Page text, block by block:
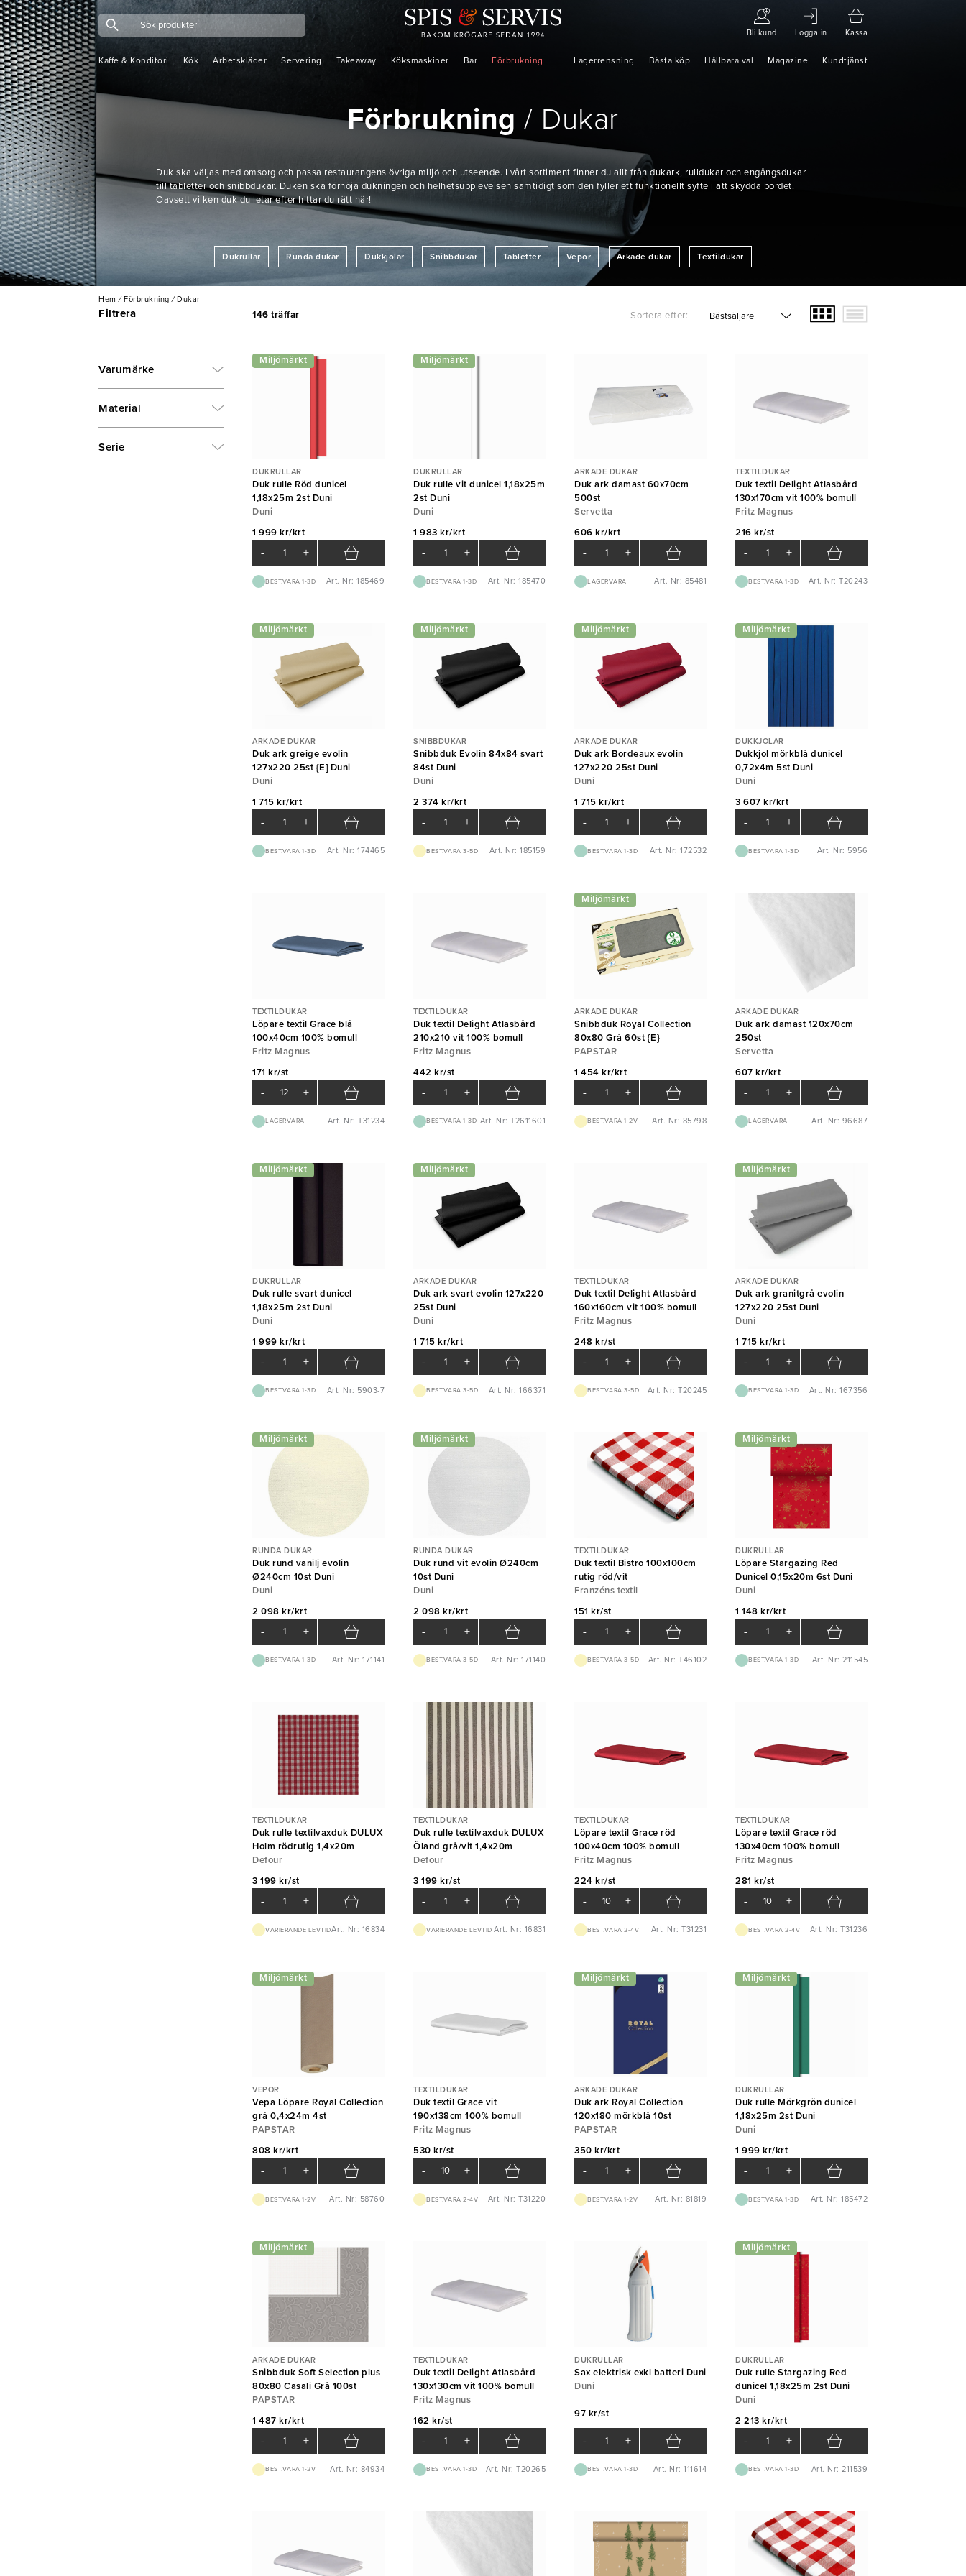
Bli kund Logga in Kassa
Kaffe & Konditori Kök Arbetskläder Servering Takeaway Köksmaskiner Bar Förbrukning Lagerrensning Bästa köp Hållbara val Magazine Kundtjänst
Förbrukning Dukar
Duk ska väljas med omsorg och passa restaurangens övriga miljö och utseende. I vårt sortiment finner du allt från dukark, rulldukar och engångsdukar
till tabletter och snibbdukar. Duken ska förhöja dukningen och helhetsupplevelsen samtidigt som den fyller ett funktionellt syfte i att skydda bordet.
Oavsett vilken duk du letar efter hittar du rätt här!
Dukrullar Runda dukar Dukkjolar Snibbdukar Tabletter Vepor Arkade dukar Textildukar
Hem / Förbrukning / Dukar
Filtrera
Varumärke
Material
Serie
146 träffar Sortera efter:
Miljömärkt
DUKRULLAR
Duk rulle Röd dunicel
1,18x25m 2st Duni
Duni
1 999 kr/krt
- +
BEST.VARA 1-3D Art. Nr: 185469
Miljömärkt
DUKRULLAR
Duk rulle vit dunicel 1,18x25m
2st Duni
Duni
1 983 kr/krt
- +
BEST.VARA 1-3D Art. Nr: 185470
ARKADE DUKAR
Duk ark damast 60x70cm
500st
Servetta
606 kr/krt
- +
LAGERVARA Art. Nr: 85481
TEXTILDUKAR
Duk textil Delight Atlasbård
130x170cm vit 100% bomull
Fritz Magnus
216 kr/st
- +
BEST.VARA 1-3D Art. Nr: T20243
Miljömärkt
ARKADE DUKAR
Duk ark greige evolin
127x220 25st {E] Duni
Duni
1 715 kr/krt
- +
BEST.VARA 1-3D Art. Nr: 174465
Miljömärkt
SNIBBDUKAR
Snibbduk Evolin 84x84 svart
84st Duni
Duni
2 374 kr/krt
- +
BEST.VARA 3-5D Art. Nr: 185159
Miljömärkt
ARKADE DUKAR
Duk ark Bordeaux evolin
127x220 25st Duni
Duni
1 715 kr/krt
- +
BEST.VARA 1-3D Art. Nr: 172532
Miljömärkt
DUKKJOLAR
Dukkjol mörkblå dunicel
0,72x4m 5st Duni
Duni
3 607 kr/krt
- +
BEST.VARA 1-3D Art. Nr: 5956
TEXTILDUKAR
Löpare textil Grace blå
100x40cm 100% bomull
Fritz Magnus
171 kr/st
- +
LAGERVARA Art. Nr: T31234
TEXTILDUKAR
Duk textil Delight Atlasbård
210x210 vit 100% bomull
Fritz Magnus
442 kr/st
- +
BEST.VARA 1-3D Art. Nr: T2611601
Miljömärkt
ARKADE DUKAR
Snibbduk Royal Collection
80x80 Grå 60st {E}
PAPSTAR
1 454 kr/krt
- +
BEST.VARA 1-2V Art. Nr: 85798
ARKADE DUKAR
Duk ark damast 120x70cm
250st
Servetta
607 kr/krt
- +
LAGERVARA Art. Nr: 96687
Miljömärkt
DUKRULLAR
Duk rulle svart dunicel
1,18x25m 2st Duni
Duni
1 999 kr/krt
- +
BEST.VARA 1-3D Art. Nr: 5903-7
Miljömärkt
ARKADE DUKAR
Duk ark svart evolin 127x220
25st Duni
Duni
1 715 kr/krt
- +
BEST.VARA 3-5D Art. Nr: 166371
TEXTILDUKAR
Duk textil Delight Atlasbård
160x160cm vit 100% bomull
Fritz Magnus
248 kr/st
- +
BEST.VARA 3-5D Art. Nr: T20245
Miljömärkt
ARKADE DUKAR
Duk ark granitgrå evolin
127x220 25st Duni
Duni
1 715 kr/krt
- +
BEST.VARA 1-3D Art. Nr: 167356
Miljömärkt
RUNDA DUKAR
Duk rund vanilj evolin
Ø240cm 10st Duni
Duni
2 098 kr/krt
- +
BEST.VARA 1-3D Art. Nr: 171141
Miljömärkt
RUNDA DUKAR
Duk rund vit evolin Ø240cm
10st Duni
Duni
2 098 kr/krt
- +
BEST.VARA 3-5D Art. Nr: 171140
TEXTILDUKAR
Duk textil Bistro 100x100cm
rutig röd/vit
Franzéns textil
151 kr/st
- +
BEST.VARA 3-5D Art. Nr: T46102
Miljömärkt
DUKRULLAR
Löpare Stargazing Red
Dunicel 0,15x20m 6st Duni
Duni
1 148 kr/krt
- +
BEST.VARA 1-3D Art. Nr: 211545
TEXTILDUKAR
Duk rulle textilvaxduk DULUX
Holm rödrutig 1,4x20m
Defour
3 199 kr/st
- +
VARIERANDE LEVTIDArt. Nr: 16834
TEXTILDUKAR
Duk rulle textilvaxduk DULUX
Öland grå/vit 1,4x20m
Defour
3 199 kr/st
- +
VARIERANDE LEVTID Art. Nr: 16831
TEXTILDUKAR
Löpare textil Grace röd
100x40cm 100% bomull
Fritz Magnus
224 kr/st
- +
BEST.VARA 2-4V Art. Nr: T31231
TEXTILDUKAR
Löpare textil Grace röd
130x40cm 100% bomull
Fritz Magnus
281 kr/st
- +
BEST.VARA 2-4V Art. Nr: T31236
Miljömärkt
VEPOR
Vepa Löpare Royal Collection
grå 0,4x24m 4st
PAPSTAR
808 kr/krt
- +
BEST.VARA 1-2V Art. Nr: 58760
TEXTILDUKAR
Duk textil Grace vit
190x138cm 100% bomull
Fritz Magnus
530 kr/st
- +
BEST.VARA 2-4V Art. Nr: T31220
Miljömärkt
ARKADE DUKAR
Duk ark Royal Collection
120x180 mörkblå 10st
PAPSTAR
350 kr/krt
- +
BEST.VARA 1-2V Art. Nr: 81819
Miljömärkt
DUKRULLAR
Duk rulle Mörkgrön dunicel
1,18x25m 2st Duni
Duni
1 999 kr/krt
- +
BEST.VARA 1-3D Art. Nr: 185472
Miljömärkt
ARKADE DUKAR
Snibbduk Soft Selection plus
80x80 Casali Grå 100st
PAPSTAR
1 487 kr/krt
- +
BEST.VARA 1-2V Art. Nr: 84934
TEXTILDUKAR
Duk textil Delight Atlasbård
130x130cm vit 100% bomull
Fritz Magnus
162 kr/st
- +
BEST.VARA 1-3D Art. Nr: T20265
DUKRULLAR
Sax elektrisk exkl batteri Duni
Duni
97 kr/st
- +
BEST.VARA 1-3D Art. Nr: 111614
Miljömärkt
DUKRULLAR
Duk rulle Stargazing Red
dunicel 1,18x25m 2st Duni
Duni
2 213 kr/krt
- +
BEST.VARA 1-3D Art. Nr: 211539